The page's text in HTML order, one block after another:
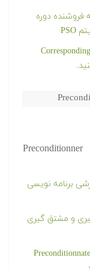
فروشنده دوره
دانلود رایگان کد و پروژه آماده Corresponding
برنامه نویسی
و مشتق گیری
دانلود رایگان کد و پروژه آماده Preconditionnate